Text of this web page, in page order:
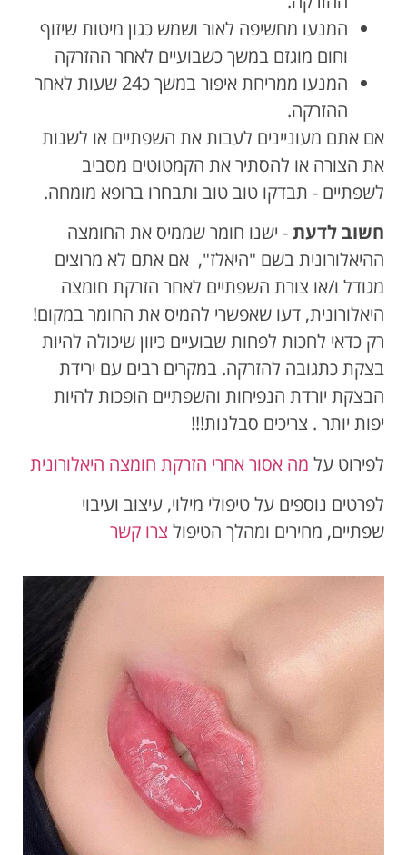
המנעו מחשיפה לאור ושמש כגון מיטות שיזוף
וחום מוגזם במשך כשבועיים לאחר ההזרקה
המנעו ממריחת איפור במשך כ24 שעות לאחר
ההזרקה.
אם אתם מעוניינים לעבות את השפתיים או לשנות
את הצורה או להסתיר את הקמטוטים מסביב
לשפתיים - תבדקו טוב טוב ותבחרו ברופא מומחה.
חשוב לדעת- ישנו חומר שממיס את החומצה
ההיאלורונית בשם "היאלז", אם אתם לא מרוצים
מגודל ו/או צורת השפתיים לאחר הזרקת חומצה
היאלורונית, דעו שאפשרי להמיס את החומר במקום!
רק כדאי לחכות לפחות שבועיים כיוון שיכולה להיות
בצקת כתגובה להזרקה. במקרים רבים עם ירידת
הבצקת יורדת הנפיחות והשפתיים הופכות להיות
יפות יותר . צריכים סבלנות!!!
לפירוט על מה אסור אחרי הזרקת חומצה היאלורונית
לפרטים נוספים על טיפולי מילוי, עיצוב ועיבוי
שפתיים, מחירים ומהלך הטיפול צרו קשר